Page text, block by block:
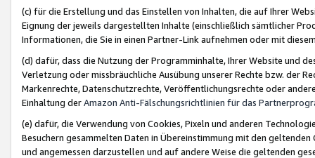
(c) für die Erstellung und das Einstellen von Inhalten, die auf Ihrer
Eignung der jeweils dargestellten Inhalte (einschließlich sämtlicher
Informationen, die Sie in einen Partner-Link aufnehmen oder mit
(d) dafür, dass die Nutzung der Programminhalte, Ihrer Website und
Verletzung oder missbräuchliche Ausübung unserer Rechte bzw. der
Markenrechte, Datenschutzrechte, Veröffentlichungsrechte oder
Einhaltung derAmazon Anti-Fälschungsrichtlinien für das
(e) dafür, die Verwendung von Cookies, Pixeln und anderen
Besuchern gesammelten Daten in Übereinstimmung mit den
und angemessen darzustellen und auf andere Weise die geltenden